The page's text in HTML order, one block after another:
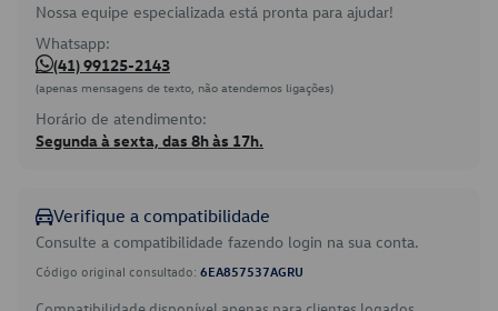
Nossa equipe especializada está pronta para ajudar!
Whatsapp:
(41) 99125-2143
(apenas mensagens de texto, não atendemos ligações)
Horário de atendimento:
Segunda à sexta, das 8h às 17h.
Verifique a compatibilidade
Consulte a compatibilidade fazendo login na sua conta.
Código original consultado: 6EA857537AGRU